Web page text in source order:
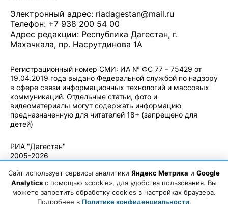
Электронный адрес: riadagestan@mail.ru
Телефон: +7 938 200 54 00
Адрес редакции: Республика Дагестан, г.
Махачкала, пр. Насрутдинова 1А
Регистрационный номер СМИ: ИА № ФС 77 – 75429 от
19.04.2019 года выдано Федеральной службой по надзору
в сфере связи информационных технологий и массовых
коммуникаций. Отдельные статьи, фото и
видеоматериалы могут содержать информацию
предназначенную для читателей 18+ (запрещено для
детей)
РИА "Дагестан"
2005-2026
использования
материалов.
Авторские
Сайт использует сервисы аналитики Яндекс Метрика и Google
Analytics с помощью «cookie», для удобства пользования. Вы
можете запретить обработку cookies в настройках браузера.
Подробнее в Политике конфиденциальности.